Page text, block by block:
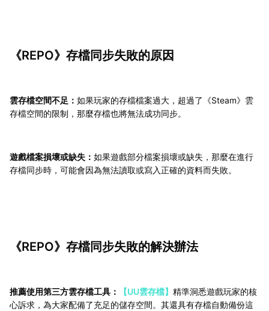
《REPO》存檔同步失敗的原因
雲存檔空間不足： 如果玩家的存檔檔案過大，超過了《Steam》雲
存檔空間的限制，那麼存檔也將無法成功同步。
遊戲檔案損壞或缺失： 如果遊戲部分檔案損壞或缺失，那麼在進行
存檔同步時，可能會因為無法讀取或寫入正確的資料而失敗。
《REPO》存檔同步失敗的解決辦法
推薦使用第三方雲存檔工具： 【UU雲存檔】 精準洞悉遊戲玩家的核
心訴求，為大家配備了充足的儲存空間。其還具有存檔自動備份這